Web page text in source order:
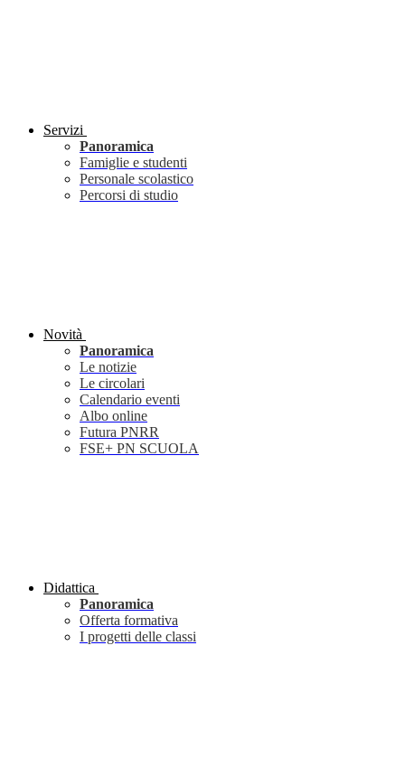
Servizi
Panoramica
Famiglie e studenti
Personale scolastico
Percorsi di studio
Novità
Panoramica
Le notizie
Le circolari
Calendario eventi
Albo online
Futura PNRR
FSE+ PN SCUOLA
Didattica
Panoramica
Offerta formativa
I progetti delle classi